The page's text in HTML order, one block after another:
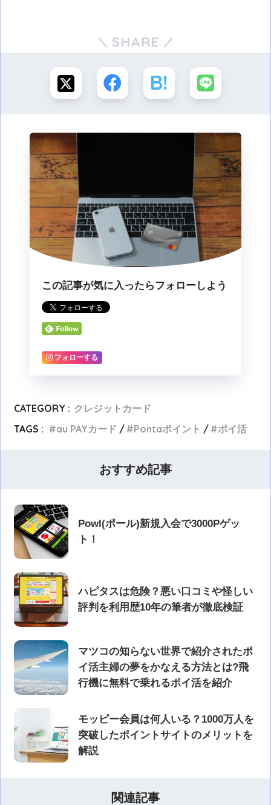
SHARE
この記事が気に入ったらフォローしよう
フォローする
CATEGORY : クレジットカード
TAGS :
au PAYカード Pontaポイント ポイ活
おすすめ記事
Powl(ポール)新規入会で3000Pゲッ
ト！
ハピタスは危険？悪い口コミや怪しい
評判を利用歴10年の筆者が徹底検証
マツコの知らない世界で紹介されたポ
イ活主婦の夢をかなえる方法とは?飛
行機に無料で乗れるポイ活を紹介
モッピー会員は何人いる？1000万人を
突破したポイントサイトのメリットを
解説
関連記事